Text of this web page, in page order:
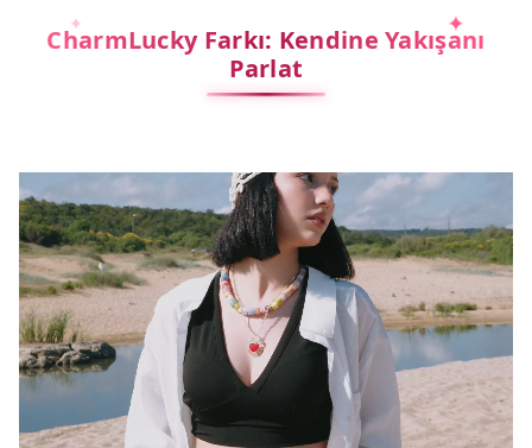
CharmLucky Farkı: Kendine Yakışanı
Parlat